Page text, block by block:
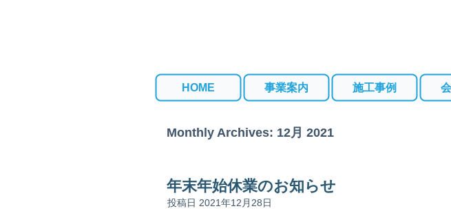
HOME 事業案内 施工事例
Monthly Archives: 12月 2021
年末年始休業のお知らせ
投稿日 2021年12月28日